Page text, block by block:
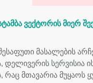
ვექტორის მიერ
მასალების
დელივერის სერვისია
მთავარია მუყაოს